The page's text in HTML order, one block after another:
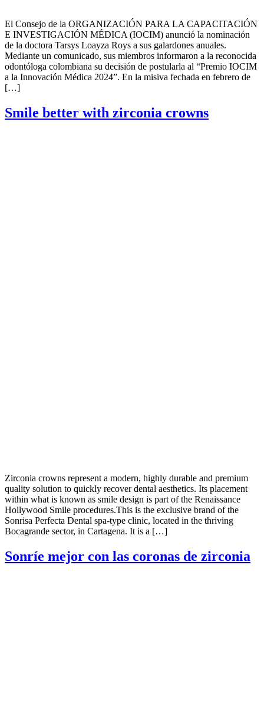
El Consejo de la ORGANIZACIÓN PARA LA CAPACITACIÓN
E INVESTIGACIÓN MÉDICA (IOCIM) anunció la nominación
de la doctora Tarsys Loayza Roys a sus galardones anuales.
Mediante un comunicado, sus miembros informaron a la reconocida
odontóloga colombiana su decisión de postularla al “Premio IOCIM
a la Innovación Médica 2024”. En la misiva fechada en febrero de
[…]
Smile better with zirconia crowns
Zirconia crowns represent a modern, highly durable and premium
quality solution to quickly recover dental aesthetics. Its placement
within what is known as smile design is part of the Renaissance
Hollywood Smile procedures.This is the exclusive brand of the
Sonrisa Perfecta Dental spa-type clinic, located in the thriving
Bocagrande sector, in Cartagena. It is a […]
Sonríe mejor con las coronas de zirconia